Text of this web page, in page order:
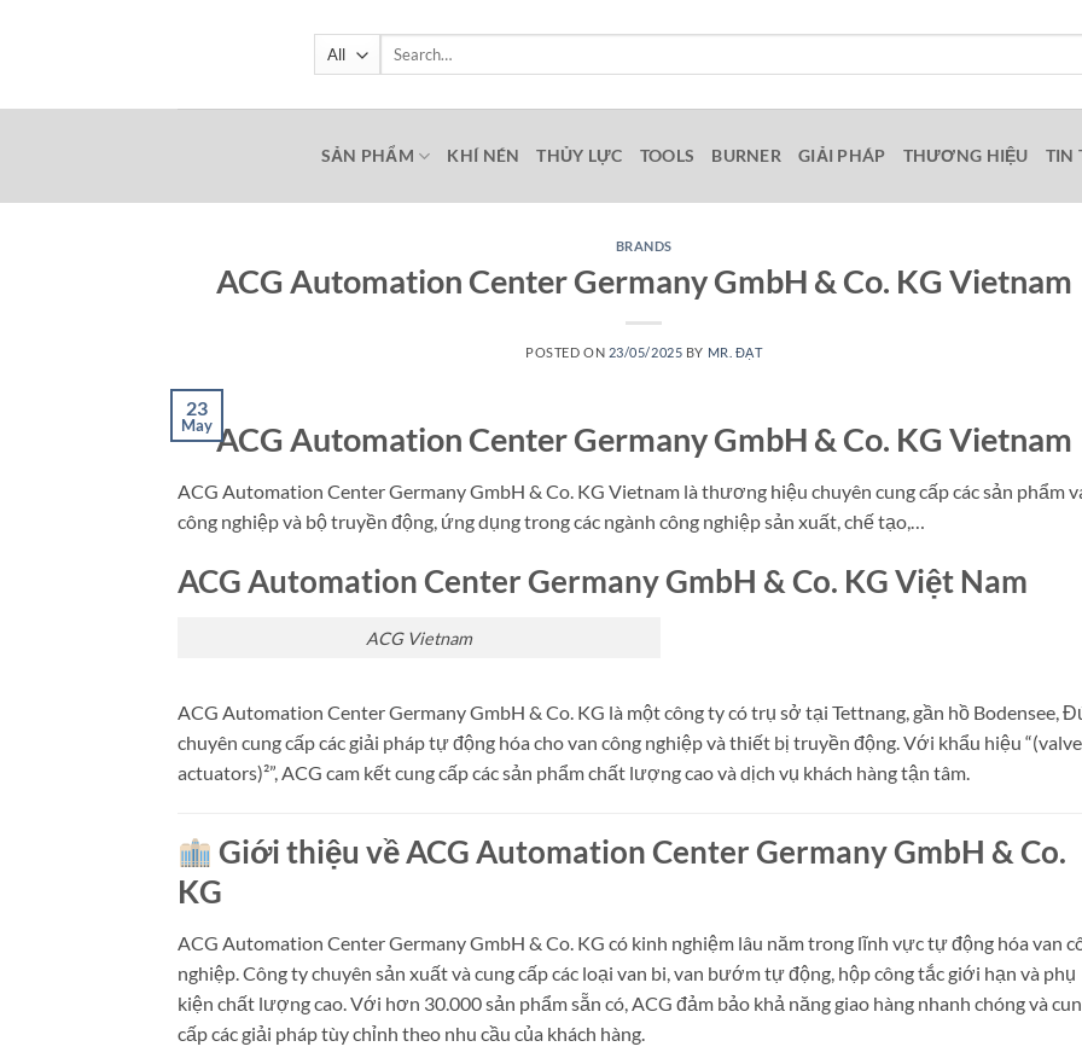
Search
SẢN PHẨM KHÍ NÉN THỦY LỰC TOOLS BURNER GIẢI PHÁP THƯƠNG HIỆU TIN
BRANDS
ACG Automation Center Germany GmbH & Co. KG Vietnam
POSTED ON 23/05/2025 BY MR. ĐẠT
23
MayACG Automation Center Germany GmbH & Co. KG Vietnam
ACG Automation Center Germany GmbH & Co. KG Vietnam là thương hiệu chuyên cung cấp các sản phẩm
công nghiệp và bộ truyền động, ứng dụng trong các ngành công nghiệp sản xuất, chế tạo,…
ACG Automation Center Germany GmbH & Co. KG Việt Nam
ACG Vietnam
ACG Automation Center Germany GmbH & Co. KG là một công ty có trụ sở tại Tettnang, gần hồ Bodensee,
chuyên cung cấp các giải pháp tự động hóa cho van công nghiệp và thiết bị truyền động.Với khẩu hiệu
actuators)²”, ACG cam kết cung cấp các sản phẩm chất lượng cao và dịch vụ khách hàng tận tâm.
Giới thiệu về ACG Automation Center Germany GmbH & Co.
KG
ACG Automation Center Germany GmbH & Co. KG có kinh nghiệm lâu năm trong lĩnh vực tự động hóa van
nghiệp.Công ty chuyên sản xuất và cung cấp các loại van bi, van bướm tự động, hộp công tắc giới hạn và phụ
kiện chất lượng cao.Với hơn 30.000 sản phẩm sẵn có, ACG đảm bảo khả năng giao hàng nhanh chóng và
cấp các giải pháp tùy chỉnh theo nhu cầu của khách hàng.